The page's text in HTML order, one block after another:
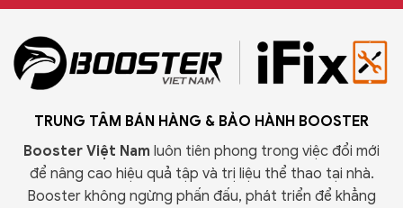
TRUNG TÂM BÁN HÀNG & BẢO HÀNH BOOSTER
Booster Việt Nam luôn tiên phong trong việc đổi mới
để nâng cao hiệu quả tập và trị liệu thể thao tại nhà.
Booster không ngừng phấn đấu, phát triển để khẳng